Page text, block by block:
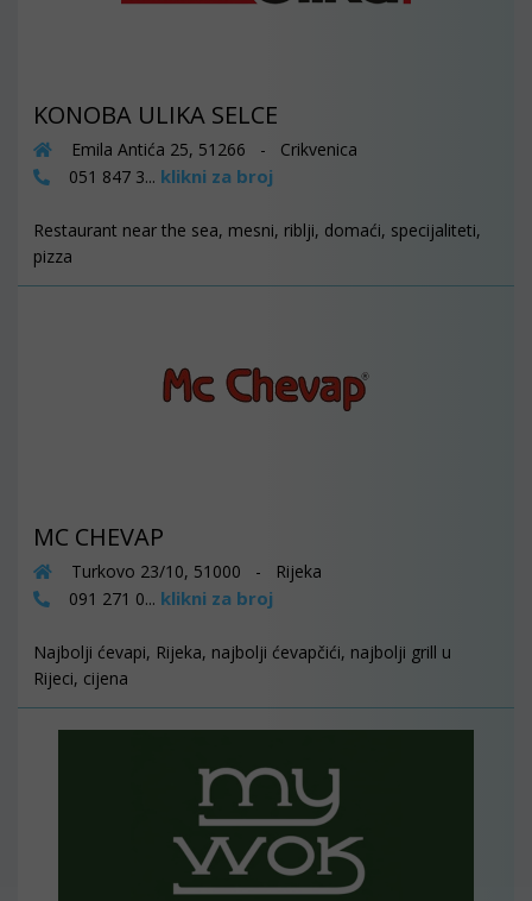
KONOBA ULIKA SELCE
Emila Antića 25, 51266 - Crikvenica
051 847 3... klikni za broj
Restaurant near the sea, mesni, riblji, domaći, specijaliteti,
pizza
MC CHEVAP
Turkovo 23/10, 51000 - Rijeka
091 271 0... klikni za broj
Najbolji ćevapi, Rijeka, najbolji ćevapčići, najbolji grill u
Rijeci, cijena